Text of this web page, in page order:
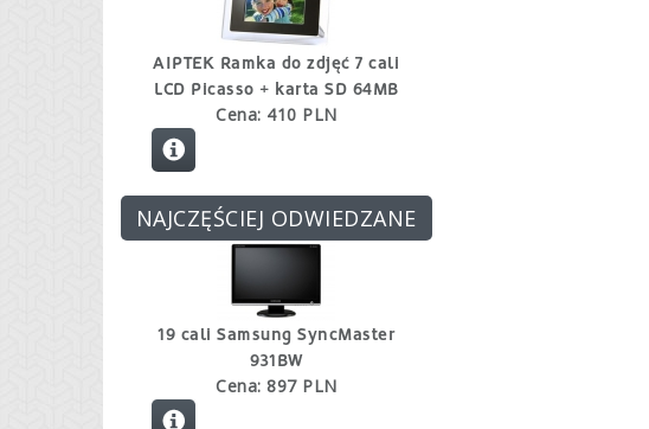
AIPTEK Ramka do zdjęć 7 cali
LCD Picasso + karta SD 64MB
Cena: 410 PLN
NAJCZĘŚCIEJ ODWIEDZANE
19 cali Samsung SyncMaster
931BW
Cena: 897 PLN